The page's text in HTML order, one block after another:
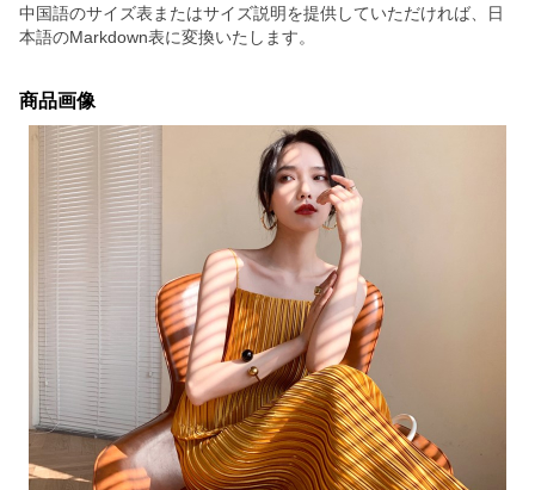
中国語のサイズ表またはサイズ説明を提供していただければ、日
本語のMarkdown表に変換いたします。
商品画像